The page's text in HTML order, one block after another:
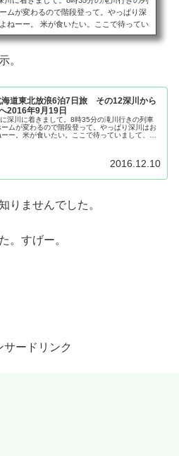
ムが変わるので階段登って。やっぱり深
ねーー。 米が食いたい。ここで待ってい
が来ました。滝川だから短いのですが、
分。乗るのも大変です。関東や本州では
好きな駅妹背牛。ここ妹背牛と江部乙の人
なに列車がスルーすると大変ですよね。
。
道東北放浪6泊7日旅 その12深川から
2016年9月19日
深川に着きまして。8時35分の滝川行きの列車
ムが変わるので階段登って。やっぱり深川はお
ー。米が食いたい。ここで待っていまして、列
2016.12.10
りませんでした。
。すげー。
サードリンク